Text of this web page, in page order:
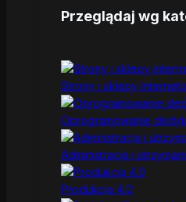
Przeglądaj wg
Strony i sklepy
Oprogramowanie
Administracja i
Produkcja 4.0